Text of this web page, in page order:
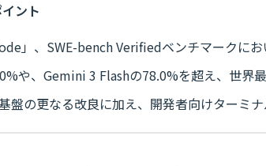
ント
」、SWE-bench Verifiedベンチマークに
や、Gemini 3 Flashの78.0%を超え、世界
盤の更なる改良に加え、開発者向けターミ